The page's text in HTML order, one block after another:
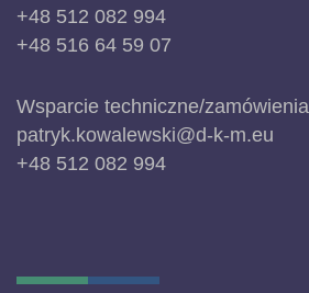
+48 512 082 994
+48 516 64 59 07
Wsparcie techniczne/zamówienia
patryk.kowalewski@d-k-m.eu
+48 512 082 994